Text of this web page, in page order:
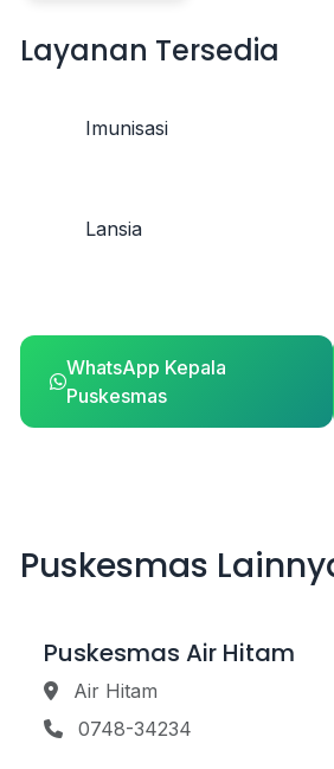
Layanan Tersedia
Imunisasi
Lansia
WhatsApp Kepala
Puskesmas
Puskesmas
Puskesmas Air Hitam
Air Hitam
0748-34234